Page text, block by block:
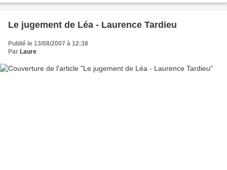
Le jugement de Léa - Laurence Tardieu
Publié le 13/08/2007 à 12:38
Par Laure